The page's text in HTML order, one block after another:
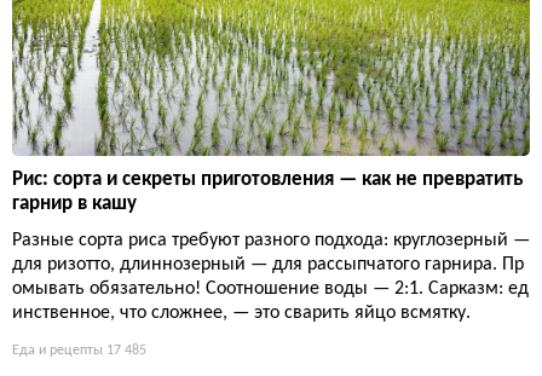
Рис: сорта и секреты приготовления — как не превратить
гарнир в кашу
Разные сорта риса требуют разного подхода: круглозерный —
для ризотто, длиннозерный — для рассыпчатого гарнира. Пр
омывать обязательно! Соотношение воды — 2:1. Сарказм: ед
инственное, что сложнее, — это сварить яйцо всмятку.
Еда и рецепты 17 485